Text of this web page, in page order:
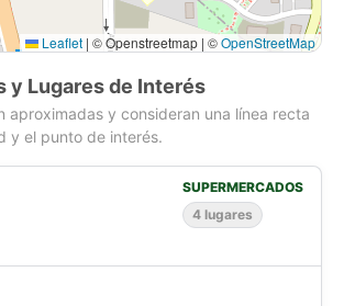
Leaflet | © Openstreetmap | ©OpenStreetMap
y Lugares de Interés
aproximadas y consideran una línea recta
y el punto de interés.
SUPERMERCADOS
4 lugares